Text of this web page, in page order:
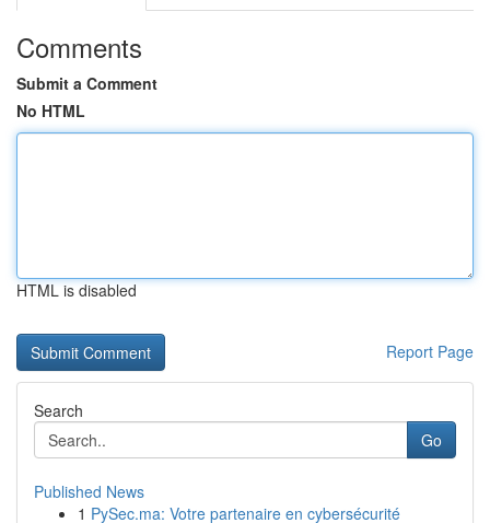
Comments
Submit a Comment
No HTML
HTML is disabled
Report Page
Search
Go
Published News
1 PySec.ma: Votre partenaire en cybersécurité